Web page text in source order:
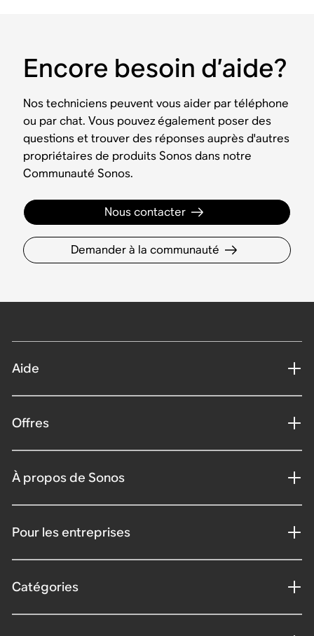
Encore besoin d’aide?
Nos techniciens peuvent vous aider par téléphone
ou par chat. Vous pouvez également poser des
questions et trouver des réponses auprès d'autres
propriétaires de produits Sonos dans notre
Communauté Sonos.
Nous contacter
Demander à la communauté
Aide
Offres
À propos de Sonos
Pour les entreprises
Catégories